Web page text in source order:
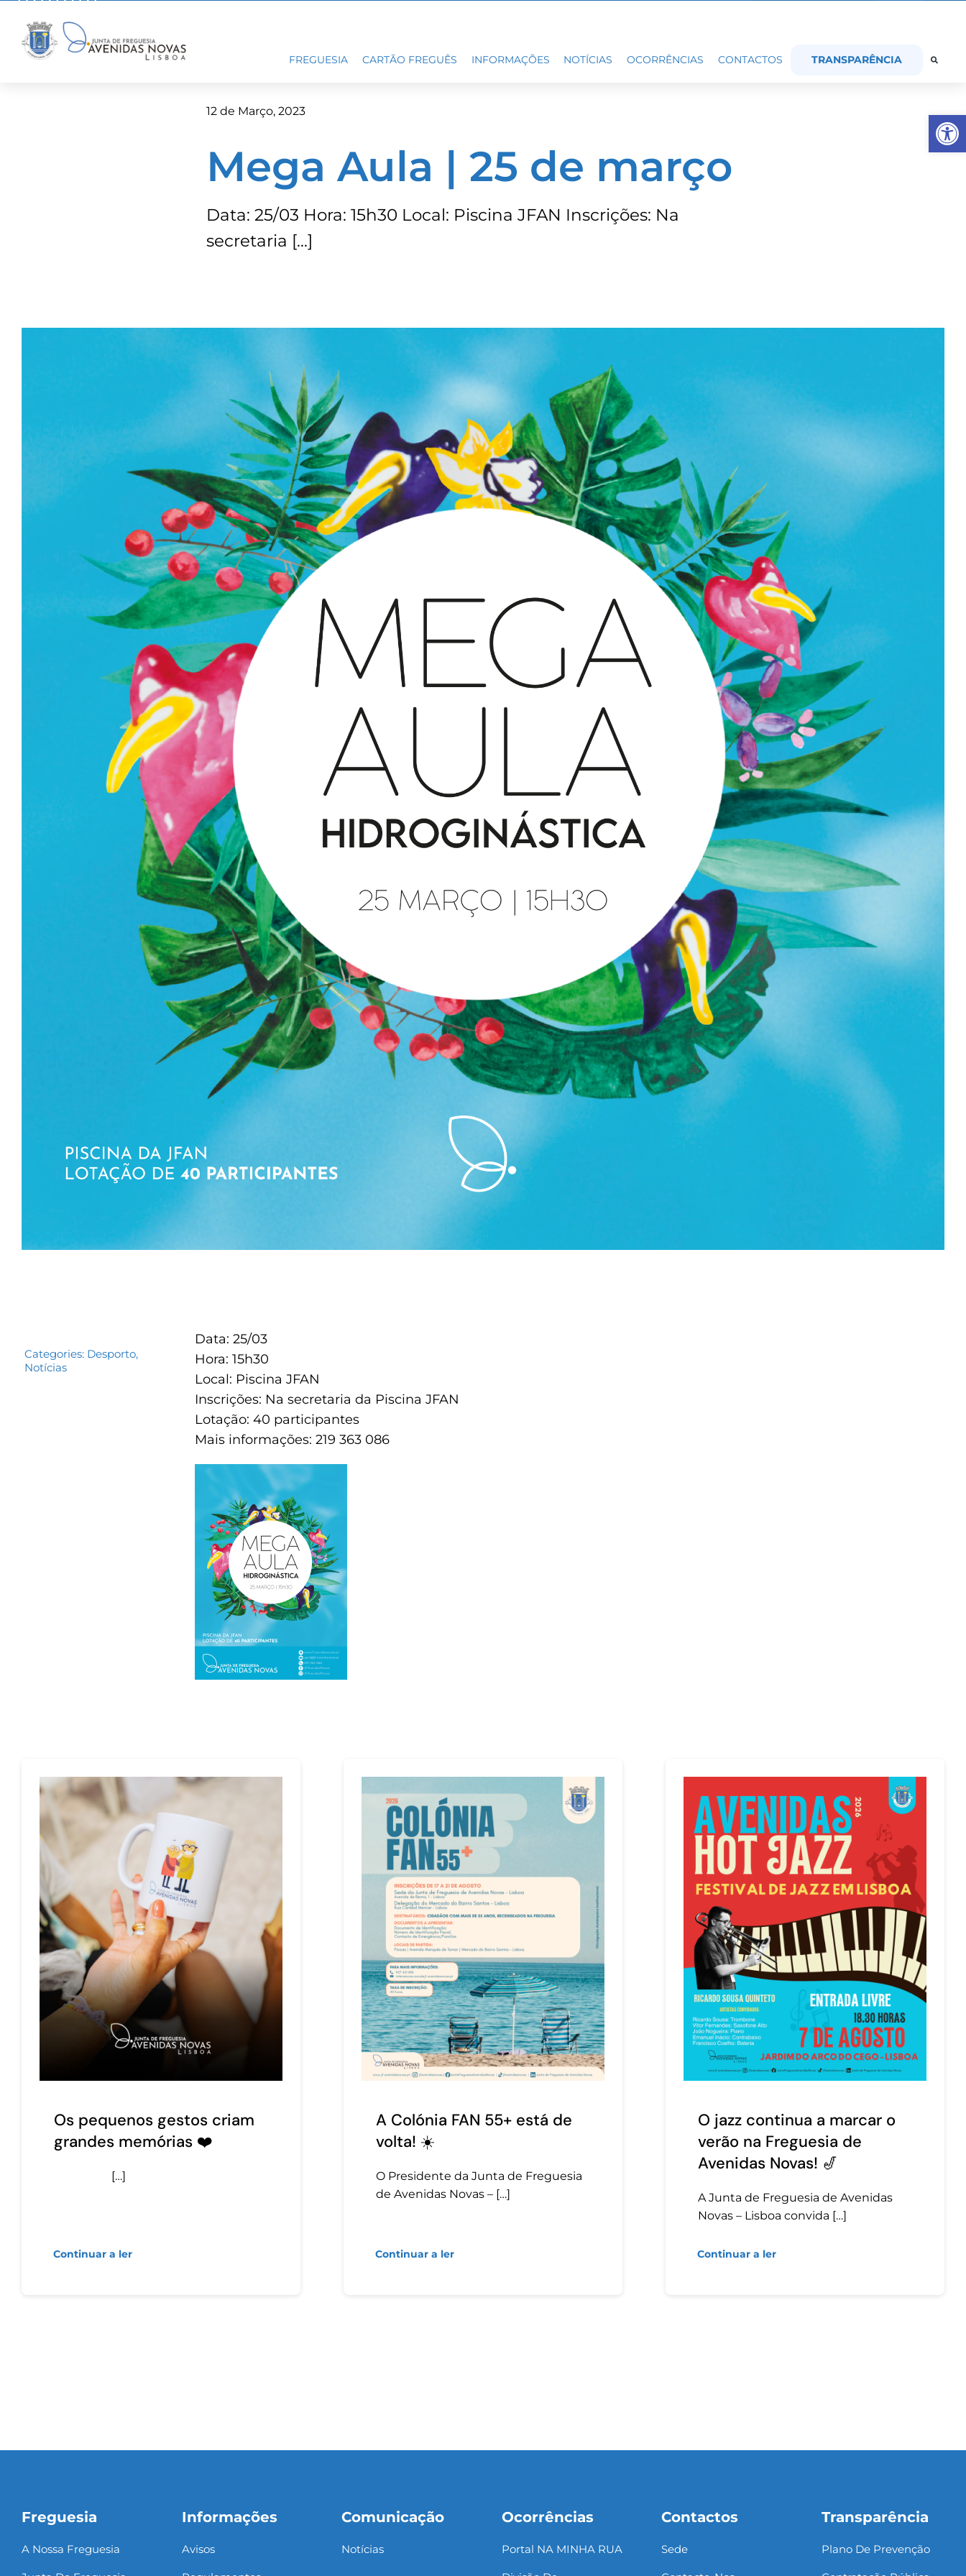
content
FREGUESIA CARTÃO FREGUÊS INFORMAÇÕES NOTÍCIAS OCORRÊNCIAS CONTACTOS TRANSPARÊNCIA
12 de Março, 2023
Mega Aula | 25 de março
Data: 25/03 Hora: 15h30 Local: Piscina JFAN Inscrições: Na
secretaria […]
Categories: Desporto,
Notícias
Data: 25/03
Hora: 15h30
Local: Piscina JFAN
Inscrições: Na secretaria da Piscina JFAN
Lotação: 40 participantes
Mais informações: 219 363 086
Os pequenos gestos criam
grandes memórias ❤️
[…]
Continuar a ler
A Colónia FAN 55+ está de
volta! ☀️
O Presidente da Junta de Freguesia
de Avenidas Novas – […]
Continuar a ler
O jazz continua a marcar o
verão na Freguesia de
Avenidas Novas! 🎷
A Junta de Freguesia de Avenidas
Novas – Lisboa convida […]
Continuar a ler
Freguesia
A Nossa Freguesia
Informações
Avisos
Comunicação
Notícias
Ocorrências
Portal NA MINHA RUA
Contactos
Sede
Transparência
Plano De Prevenção